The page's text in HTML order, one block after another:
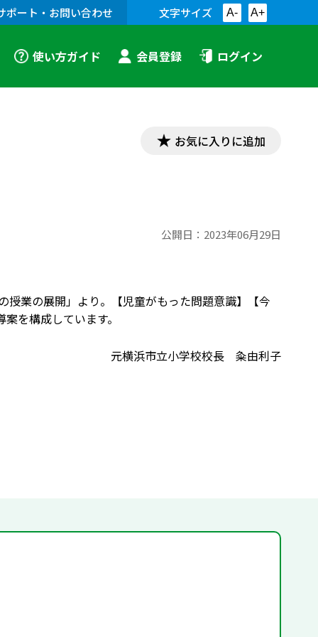
ポート・お問い合わせ 文字サイズ A- A+
使い方ガイド 会員登録 ログイン
お気に入りに追加
公開日： 2023年06月29日
授業の展開」より。【児童がもった問題意識】【今
を構成しています。
元横浜市立小学校校長 粂由利子